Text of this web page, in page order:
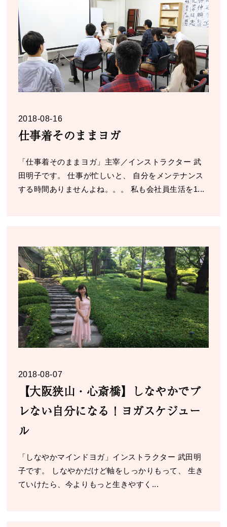
2018-08-16
仕事着そのままヨガ
「仕事着そのままヨガ」主宰／インストラクター 武
田明子です。 仕事が忙しいと、 自分をメンテナンス
する時間ありませんよね。。。 私も会社員生活を1...
2018-08-07
【大阪狭山・心斎橋】しなやかでブ
レない自分になる！ヨガスケジュー
ル
「しなやかマインドヨガ」インストラクター 武田明
子です。 しなやかだけど軸をしっかりもって、 生き
ていけたら、今よりもっと生きやすく...